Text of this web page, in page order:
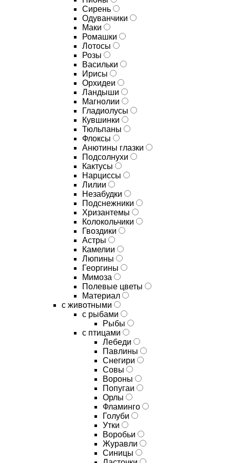
Сирень
Одуванчики
Маки
Ромашки
Лотосы
Розы
Васильки
Ирисы
Орхидеи
Ландыши
Магнолии
Гладиолусы
Кувшинки
Тюльпаны
Флоксы
Анютины глазки
Подсолнухи
Кактусы
Нарциссы
Лилии
Незабудки
Подснежники
Хризантемы
Колокольчики
Гвоздики
Астры
Камелии
Люпины
Георгины
Мимоза
Полевые цветы
Материал
с животными
с рыбами
Рыбы
с птицами
Лебеди
Павлины
Снегири
Совы
Вороны
Попугаи
Орлы
Фламинго
Голуби
Утки
Воробьи
Журавли
Синицы